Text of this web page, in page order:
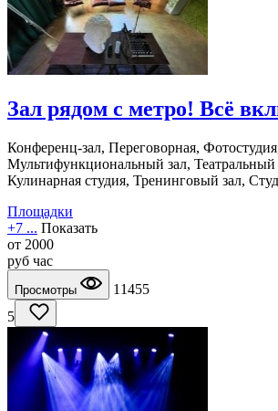
Зал рядом с метро! Всё
Конференц-зал, Переговорная,
Мультифункциональный зал, Театральный
Кулинарная студия, Тренинговый зал,
Площадки
+7 ... Показать
от 2000
руб час
Просмотры
11455
5